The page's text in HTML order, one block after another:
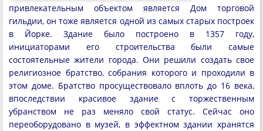
привлекательным объектом является Дом торговой
гильдии, он тоже является одной из самых старых построек
в Йорке. Здание было построено в 1357 году,
инициаторами его строительства были самые
состоятельные жители города. Они решили создать свое
религиозное братство, собрания которого и проходили в
этом доме. Братство просуществовало вплоть до 16 века,
впоследствии красивое здание с торжественным
убранством не раз меняло свой статус. Сейчас оно
переоборудовано в музей, в эффектном здании хранятся